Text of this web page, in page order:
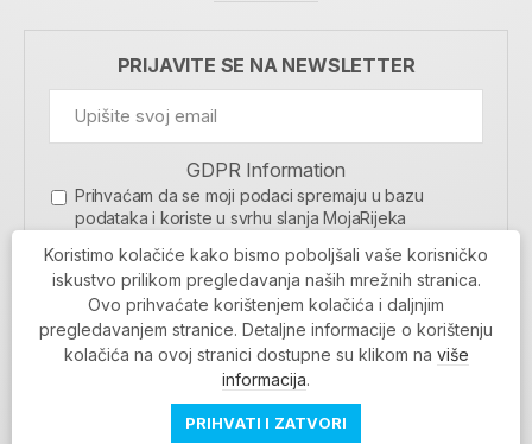
PRIJAVITE SE NA NEWSLETTER
GDPR Information
Prihvaćam da se moji podaci spremaju u bazu
podataka i koriste u svrhu slanja MojaRijeka
MOJARIJEKA NEWSLETTER
PRIJAVI SE
Povratak na vrh
Koristimo kolačiće kako bismo poboljšali vaše korisničko
iskustvo prilikom pregledavanja naših mrežnih stranica.
Ovo prihvaćate korištenjem kolačića i daljnjim
pregledavanjem stranice. Detaljne informacije o korištenju
kolačića na ovoj stranici dostupne su klikom na više
informacija.
PRIHVATI I ZATVORI